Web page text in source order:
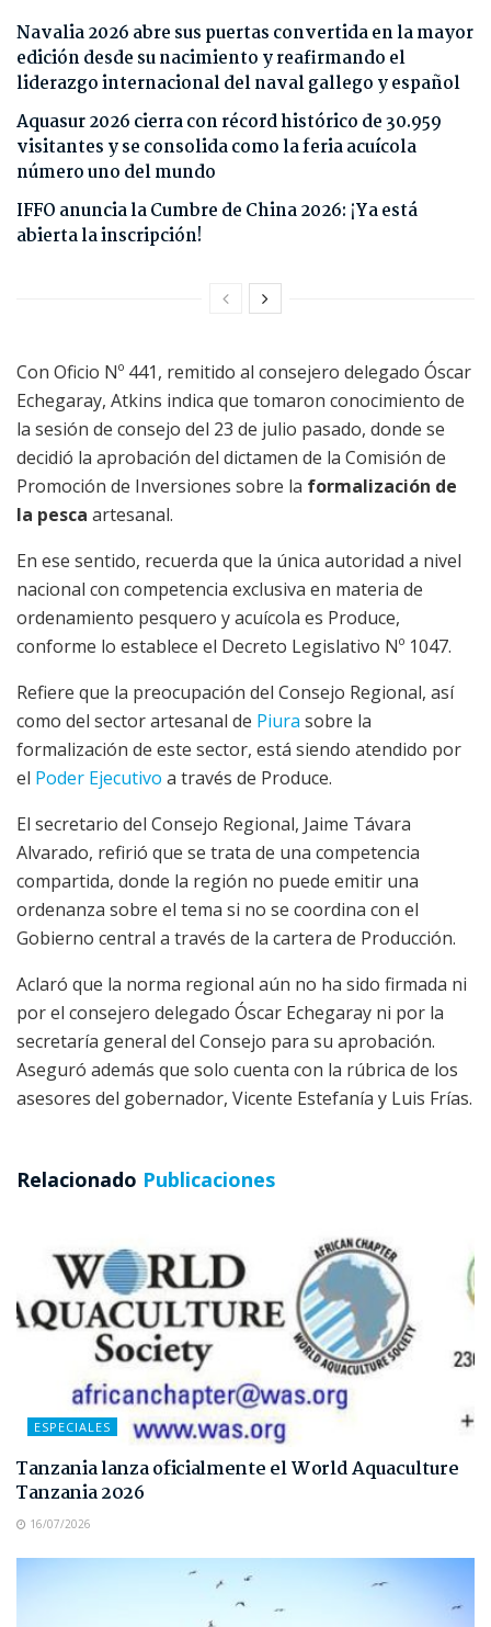
Navalia 2026 abre sus puertas convertida en la mayor
edición desde su nacimiento y reafirmando el
liderazgo internacional del naval gallego y español
Aquasur 2026 cierra con récord histórico de 30.959
visitantes y se consolida como la feria acuícola
número uno del mundo
IFFO anuncia la Cumbre de China 2026: ¡Ya está
abierta la inscripción!
Con Oficio Nº 441, remitido al consejero delegado Óscar
Echegaray, Atkins indica que tomaron conocimiento de
la sesión de consejo del 23 de julio pasado, donde se
decidió la aprobación del dictamen de la Comisión de
Promoción de Inversiones sobre la formalización de
la pesca artesanal.
En ese sentido, recuerda que la única autoridad a nivel
nacional con competencia exclusiva en materia de
ordenamiento pesquero y acuícola es Produce,
conforme lo establece el Decreto Legislativo Nº 1047.
Refiere que la preocupación del Consejo Regional, así
como del sector artesanal de Piura sobre la
formalización de este sector, está siendo atendido por
el Poder Ejecutivo a través de Produce.
El secretario del Consejo Regional, Jaime Távara
Alvarado, refirió que se trata de una competencia
compartida, donde la región no puede emitir una
ordenanza sobre el tema si no se coordina con el
Gobierno central a través de la cartera de Producción.
Aclaró que la norma regional aún no ha sido firmada ni
por el consejero delegado Óscar Echegaray ni por la
secretaría general del Consejo para su aprobación.
Aseguró además que solo cuenta con la rúbrica de los
asesores del gobernador, Vicente Estefanía y Luis Frías.
Relacionado Publicaciones
ESPECIALES
Tanzania lanza oficialmente el World Aquaculture
Tanzania 2026
16/07/2026